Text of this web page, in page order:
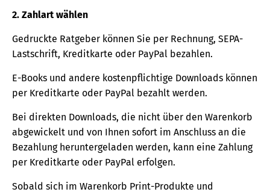
2. Zahlart wählen
Gedruckte Ratgeber können Sie per Rechnung, SEPA-
Lastschrift, Kreditkarte oder PayPal bezahlen.
E-Books und andere kostenpflichtige Downloads können
per Kreditkarte oder PayPal bezahlt werden.
Bei direkten Downloads, die nicht über den Warenkorb
abgewickelt und von Ihnen sofort im Anschluss an die
Bezahlung heruntergeladen werden, kann eine Zahlung
per Kreditkarte oder PayPal erfolgen.
Sobald sich im Warenkorb Print-Produkte und